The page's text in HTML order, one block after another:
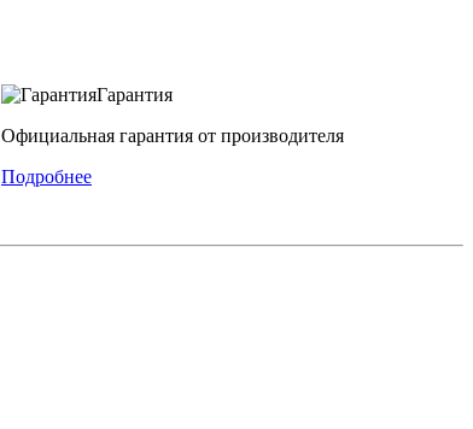
Гарантия
Официальная гарантия от производителя
Подробнее